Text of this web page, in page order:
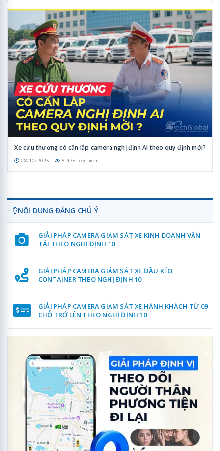
Xe cứu thương có cần lắp camera nghị định AI theo quy định mới?
28/10/2025 5.478 lượt xem
NỘI DUNG ĐÁNG CHÚ Ý
GIẢI PHÁP CAMERA GIÁM SÁT XE KINH DOANH VẬN
TẢI THEO NGHỊ ĐỊNH 10
GIẢI PHÁP CAMERA GIÁM SÁT XE ĐẦU KÉO,
CONTAINER THEO NGHỊ ĐỊNH 10
GIẢI PHÁP CAMERA GIÁM SÁT XE HÀNH KHÁCH TỪ 09
CHỖ TRỞ LÊN THEO NGHỊ ĐỊNH 10